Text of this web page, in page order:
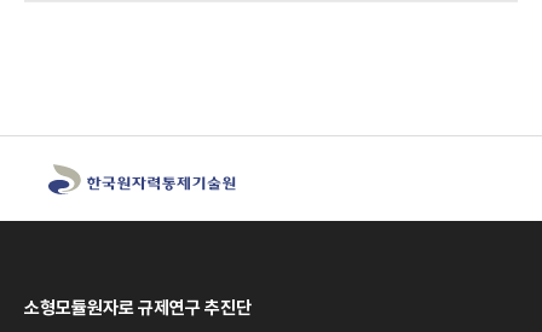
소형모듈원자로 규제연구 추진단